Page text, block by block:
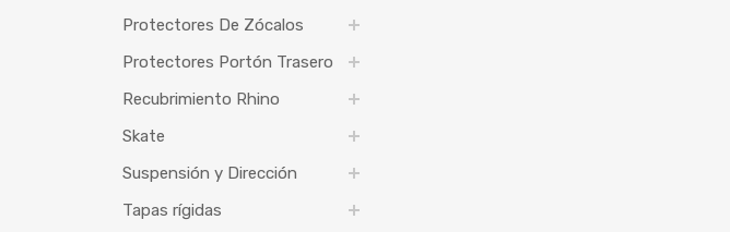
Protectores De Zócalos
Protectores Portón Trasero
Recubrimiento Rhino
Skate
Suspensión y Dirección
Tapas rígidas